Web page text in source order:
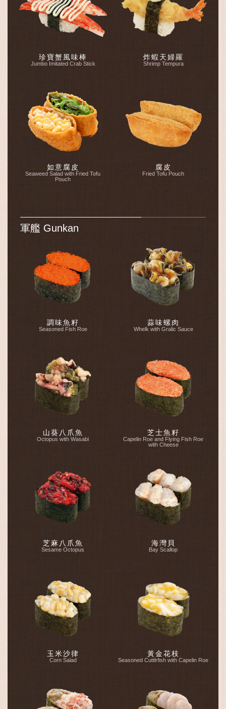
珍寶蟹風味棒
Jumbo Imitated Crab Stick
炸蝦天婦羅
Shrimp Tempura
如意腐皮
Seaweed Salad with Fried Tofu
Pouch
腐皮
Fried Tofu Pouch
軍艦 Gunkan
調味魚籽
Seasoned Fish Roe
蒜味螺肉
Whelk with Gralic Sauce
山葵八爪魚
Octopus with Wasabi
芝士魚籽
Capelin Roe and Flying Fish Roe
with Cheese
芝麻八爪魚
Sesame Octopus
海灣貝
Bay Scallop
玉米沙律
Corn Salad
黃金花枝
Seasoned Cuttlrfish with Capelin Roe